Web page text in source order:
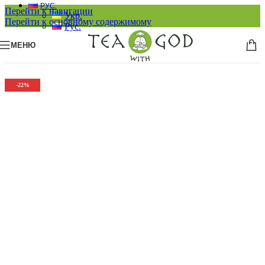
Перейти к навигации
Перейти к основному содержимому
РУС.
Укр.
Рус.
МЕНЮ
-22%